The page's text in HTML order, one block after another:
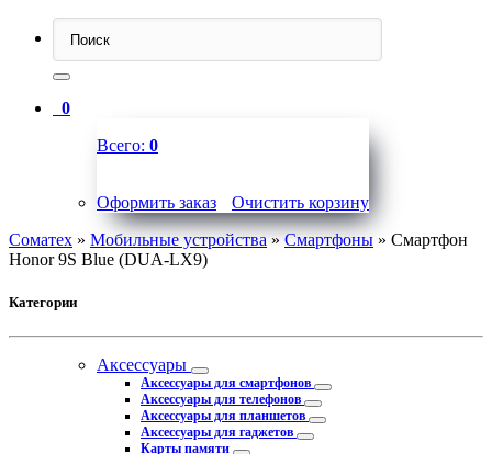
0
Всего: 0
Оформить заказ
Очистить корзину
Соматех » Мобильные устройства»Смартфоны » Смартфон
Honor 9S Blue (DUA-LX9)
Категории
Аксессуары
Аксессуары для смартфонов
Аксессуары для телефонов
Аксессуары для планшетов
Аксессуары для гаджетов
Карты памяти